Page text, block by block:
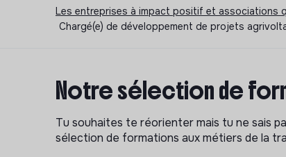
Les entreprises à impact positif et associations
Chargé(e) de développement de projets
Notre sélection de
Tu souhaites te réorienter mais tu ne sais
sélection de formations aux métiers de la